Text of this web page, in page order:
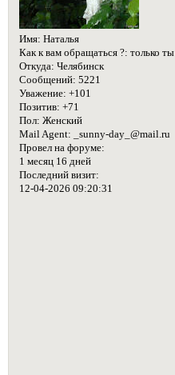
Имя: Наталья
Как к вам обращаться ?: только ты
Откуда: Челябинск
Сообщений: 5221
Уважение: +101
Позитив: +71
Пол: Женский
Mail Agent: _sunny-day_@mail.ru
Провел на форуме:
1 месяц 16 дней
Последний визит:
12-04-2026 09:20:31